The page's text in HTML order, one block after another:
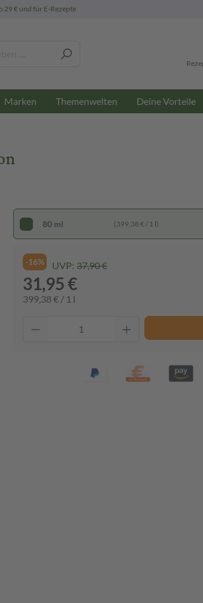
29 € und für E-Rezepte
Marken Themenwelten Deine Vorteile
80 ml (399,38 € / 1 l)
-16% UVP: 37,90 €
31,95 €
399,38 € / 1 l